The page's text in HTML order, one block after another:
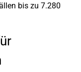
bis zu 7.280